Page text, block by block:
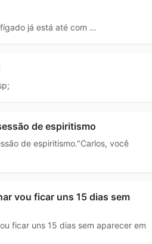
já está até com …
de espiritismo
de espiritismo."Carlos, você
vou ficar uns 15 dias sem
ficar uns 15 dias sem aparecer em